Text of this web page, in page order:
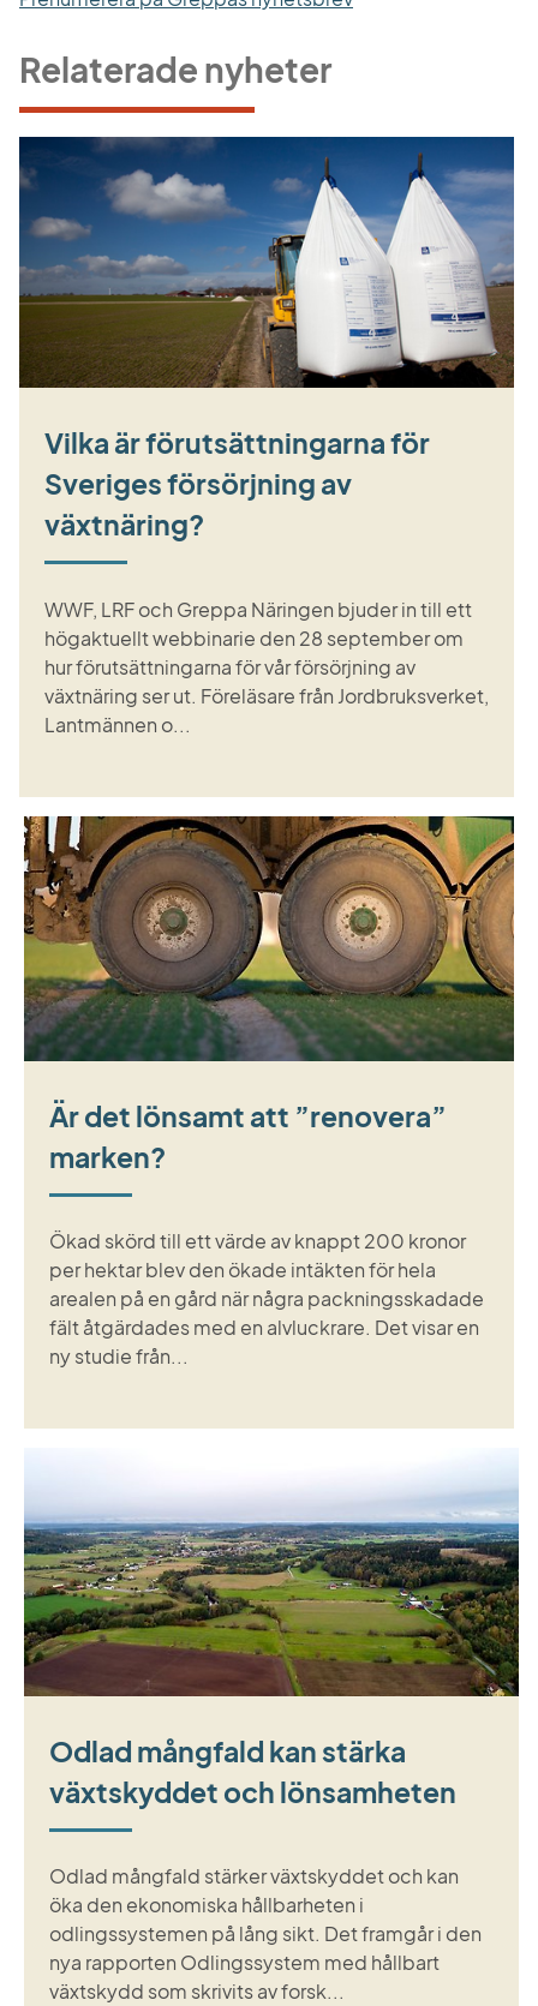
Relaterade nyheter
Vilka är förutsättningarna för
Sveriges försörjning av
växtnäring?
WWF, LRF och Greppa Näringen bjuder in till ett
högaktuellt webbinarie den 28 september om
hur förutsättningarna för vår försörjning av
växtnäring ser ut. Föreläsare från Jordbruksverket,
Lantmännen o...
Är det lönsamt att ”renovera”
marken?
Ökad skörd till ett värde av knappt 200 kronor
per hektar blev den ökade intäkten för hela
arealen på en gård när några packningsskadade
fält åtgärdades med en alvluckrare. Det visar en
ny studie från...
Odlad mångfald kan stärka
växtskyddet och lönsamheten
Odlad mångfald stärker växtskyddet och kan
öka den ekonomiska hållbarheten i
odlingssystemen på lång sikt. Det framgår i den
nya rapporten Odlingssystem med hållbart
växtskydd som skrivits av forsk...